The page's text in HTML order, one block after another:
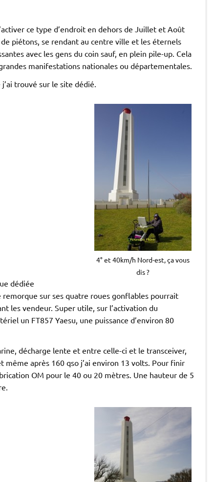
ce type d’endroit en dehors de Juillet et Août
de piétons, se rendant au centre ville et les éternels
avec les gens du coin sauf, en plein pile-up. Cela
manifestations nationales ou départementales.
trouvé sur le site dédié.
4° et 40km/h Nord-est, ça vous
dis ?
dédiée
sur ses quatre roues gonflables pourrait
les vendeur. Super utile, sur l’activation du
un FT857 Yaesu, une puissance d’environ 80
décharge lente et entre celle-ci et le transceiver,
après 160 qso j’ai environ 13 volts. Pour finir
OM pour le 40 ou 20 mètres. Une hauteur de 5